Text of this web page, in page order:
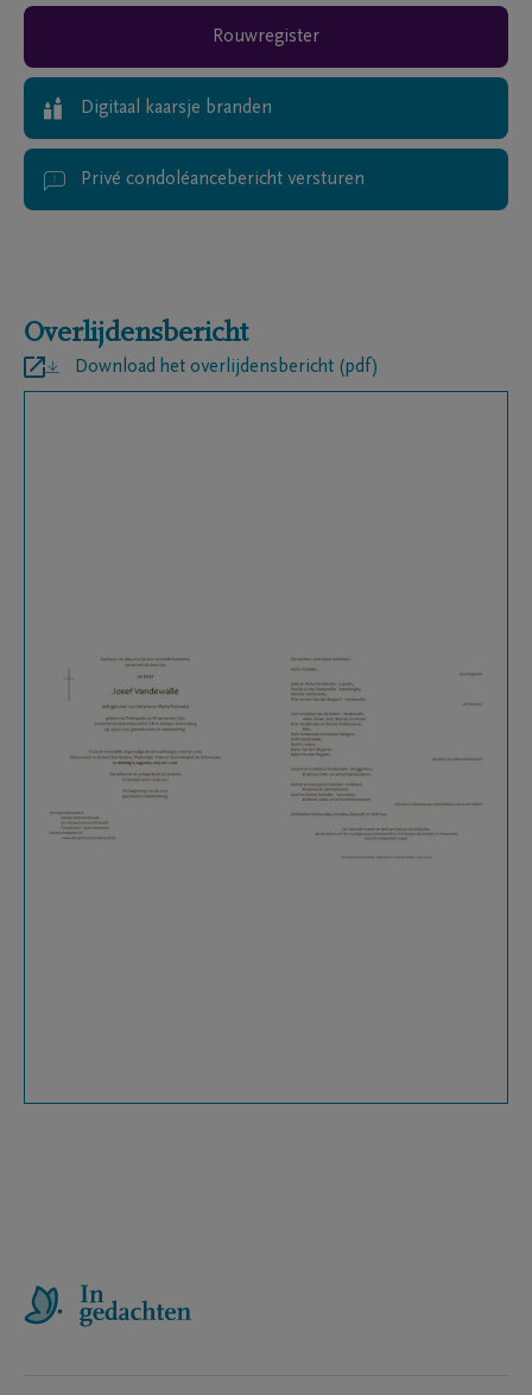
Rouwregister
Digitaal kaarsje branden
Privé condoléancebericht versturen
Overlijdensbericht
Download het overlijdensbericht (pdf)